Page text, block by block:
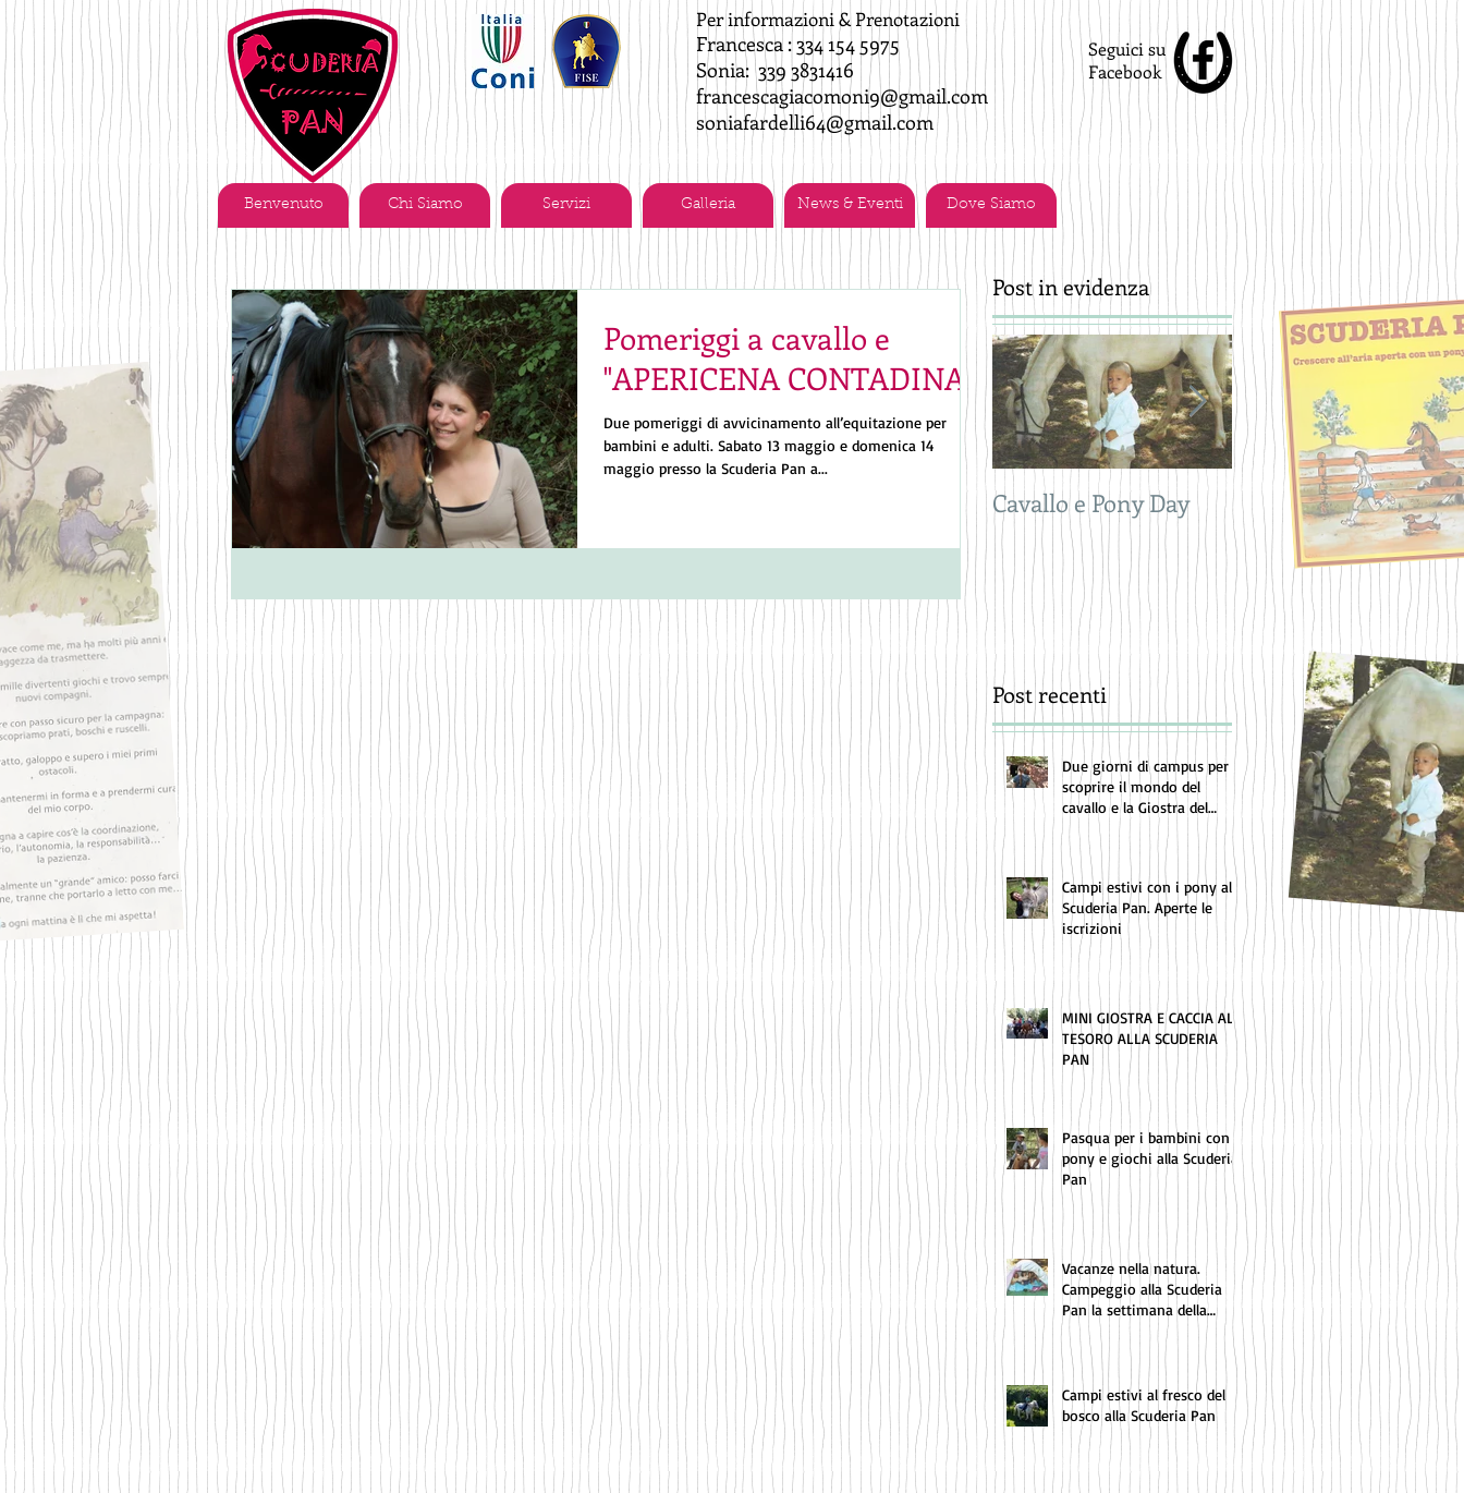
Per informazioni & Prenotazioni
Francesca : 334 154 5975
Sonia: 339 3831416
francescagiacomoni9@gmail.com
soniafardelli64@gmail.com
Seguici su
Facebook
Benvenuto Chi Siamo Servizi Galleria News & Eventi Dove Siamo
Pomeriggi a cavallo e
"APERICENA CONTADINA"
Due pomeriggi di avvicinamento all’equitazione per
bambini e adulti. Sabato 13 maggio e domenica 14
maggio presso la Scuderia Pan a...
Post in evidenza
Cavallo e Pony Day
Trofeo del Saracino-
Memorial Carlo
Fardelli
Post recenti
Due giorni di campus per
scoprire il mondo del
cavallo e la Giostra del
Saracino
Campi estivi con i pony alla
Scuderia Pan. Aperte le
iscrizioni
MINI GIOSTRA E CACCIA AL
TESORO ALLA SCUDERIA
PAN
Pasqua per i bambini con
pony e giochi alla Scuderia
Pan
Vacanze nella natura.
Campeggio alla Scuderia
Pan la settimana della
Giostra del Saracino
Campi estivi al fresco del
bosco alla Scuderia Pan